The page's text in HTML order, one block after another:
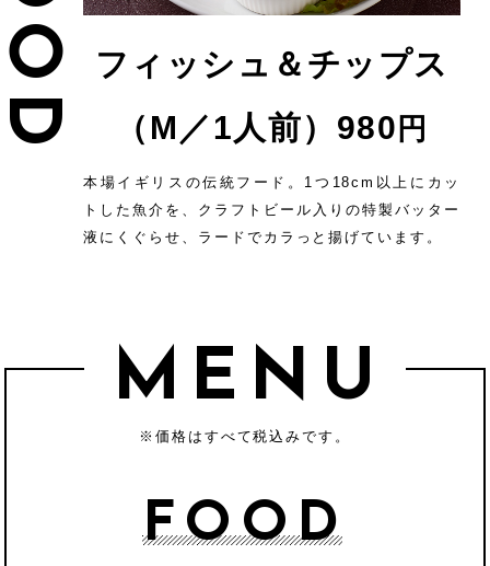
フィッシュ＆チップス
（M／1人前） 980 円
本場イギリスの伝統フード。1つ18cm以上にカッ
トした魚介を、 クラフトビール入りの特製バッター
液にくぐらせ、ラードでカラっと揚げています。
MENU
※価格はすべて税込みです。
FOOD